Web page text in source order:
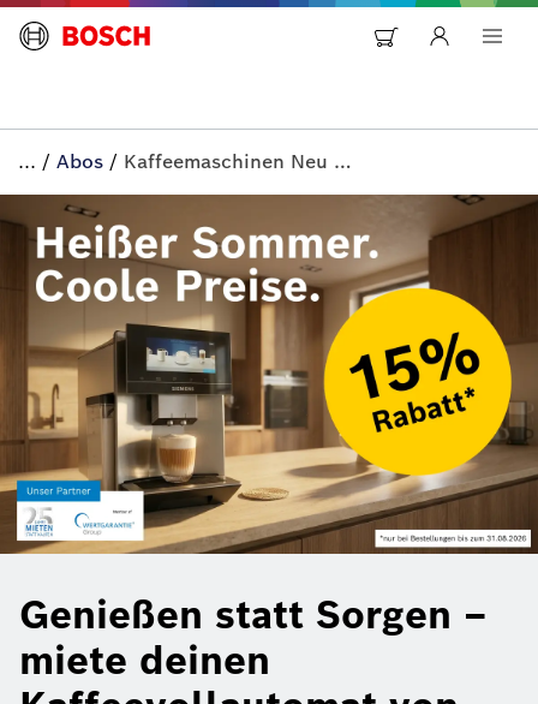
... / Abos / Kaffeemaschinen Neu Mieten
Genießen statt Sorgen –
miete deinen